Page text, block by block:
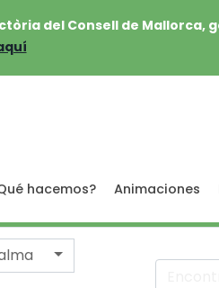
del Consell de Mallorca,
hacemos? Animaciones